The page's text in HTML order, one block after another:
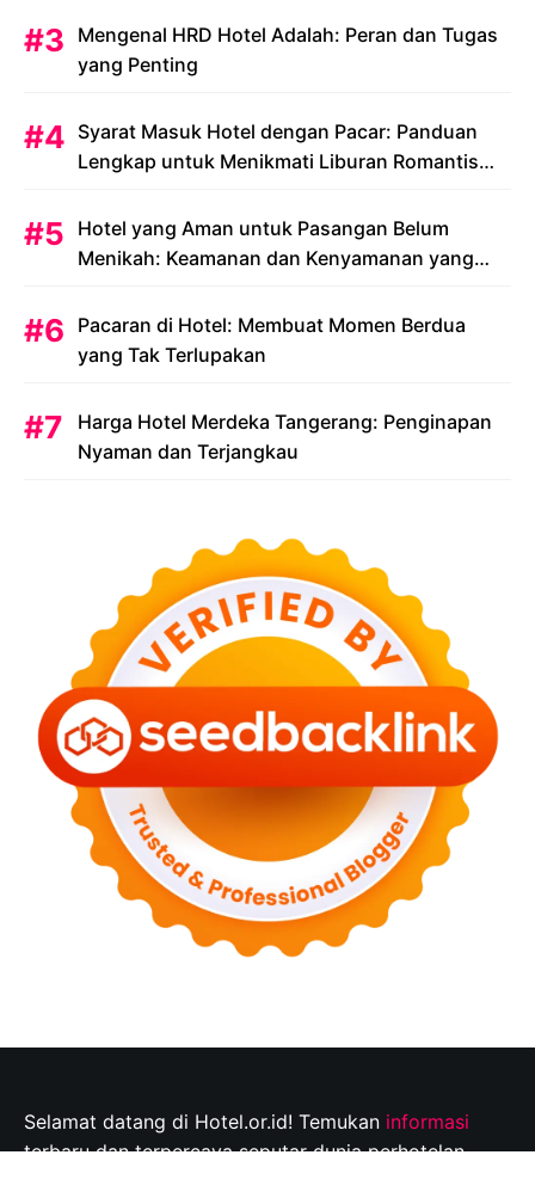
Mengenal HRD Hotel Adalah: Peran dan Tugas
yang Penting
Syarat Masuk Hotel dengan Pacar: Panduan
Lengkap untuk Menikmati Liburan Romantis
Hotel yang Aman untuk Pasangan Belum
Menikah: Keamanan dan Kenyamanan yang
Pacaran di Hotel: Membuat Momen Berdua
yang Tak Terlupakan
Harga Hotel Merdeka Tangerang: Penginapan
Nyaman dan Terjangkau
Selamat datang di Hotel.or.id! Temukan informasi
terbaru dan terpercaya seputar dunia perhotelan,